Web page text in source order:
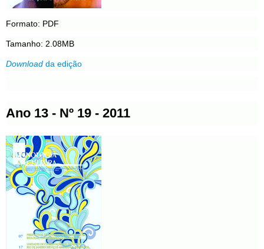
Formato: PDF
Tamanho: 2.08MB
Download da edição
Ano 13 - Nº 19 - 2011